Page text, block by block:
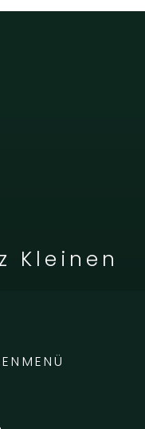
Kleinen